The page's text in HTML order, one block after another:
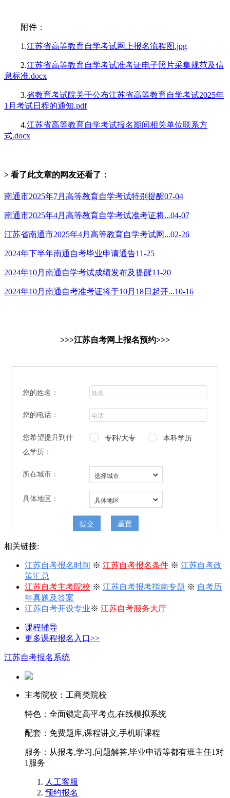
附件：
1.江苏省高等教育自学考试网上报名流程图.jpg
2.江苏省高等教育自学考试准考证电子照片采集规范及信
息标准.docx
3.省教育考试院关于公布江苏省高等教育自学考试2025年
1月考试日程的通知.pdf
4.江苏省高等教育自学考试报名期间相关单位联系方
式.docx
> 看了此文章的网友还看了：
南通市2025年7月高等教育自学考试特别提醒07-04
南通市2025年4月高等教育自学考试准考证将...04-07
江苏省南通市2025年4月高等教育自学考试网...02-26
2024年下半年南通自考毕业申请通告11-25
2024年10月南通自学考试成绩发布及提醒11-20
2024年10月南通自考准考证将于10月18日起开...10-16
>>>江苏自考网上报名预约>>>
相关链接:
江苏自考报名时间 ※ 江苏自考报名条件 ※ 江苏自考政
策汇总
江苏自考主考院校 ※ 江苏自考报考指南专题 ※ 自考历
年真题及答案
江苏自考开设专业※ 江苏自考服务大厅
课程辅导
更多课程报名入口>>
江苏自考报名系统
主考院校： 工商类院校
特色： 全面锁定高平考点,在线模拟系统
配套： 免费题库,课程讲义,手机听课程
服务： 从报考,学习,问题解答,毕业申请等都有班主任1对
1服务
人工客服
预约报名